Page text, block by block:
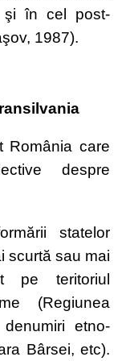
şi în cel post-
1987).
care
despre
statelor
scurtă sau mai
pe teritoriul
(Regiunea
etno-
Bârsei, etc).